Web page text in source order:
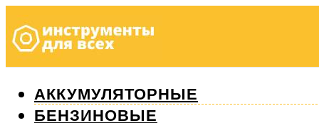
АККУМУЛЯТОРНЫЕ
БЕНЗИНОВЫЕ